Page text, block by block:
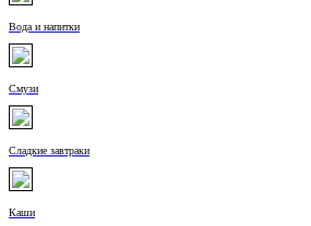
Вода и напитки
Смузи
Сладкие завтраки
Каши